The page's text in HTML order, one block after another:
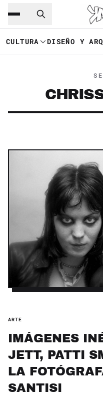
Saltar al contenido
CULTURA DISEÑO Y
ARTE
IMÁGENES
JETT, PATTI
LA
SANTISI